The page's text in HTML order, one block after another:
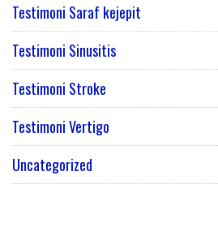
Testimoni Saraf kejepit
Testimoni Sinusitis
Testimoni Stroke
Testimoni Vertigo
Uncategorized